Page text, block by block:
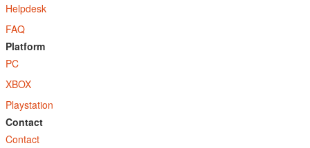
Helpdesk
FAQ
Platform
PC
XBOX
Playstation
Contact
Contact